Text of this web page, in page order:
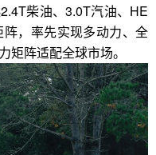
柴油、3.0T汽油、HE
，率先实现多动力、全
矩阵适配全球市场。